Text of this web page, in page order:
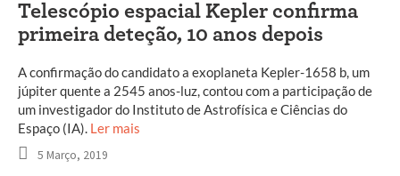
Telescópio espacial Kepler confirma
primeira deteção, 10 anos depois
A confirmação do candidato a exoplaneta Kepler-1658 b, um
júpiter quente a 2545 anos-luz, contou com a participação de
um investigador do Instituto de Astrofísica e Ciências do
Espaço (IA). Ler mais
5 Março, 2019